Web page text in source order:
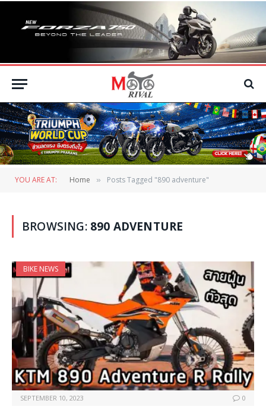
YOU ARE AT: Home » Posts Tagged "890 adventure"
BROWSING: 890 ADVENTURE
BIKE NEWS
SEPTEMBER 10, 2023 0